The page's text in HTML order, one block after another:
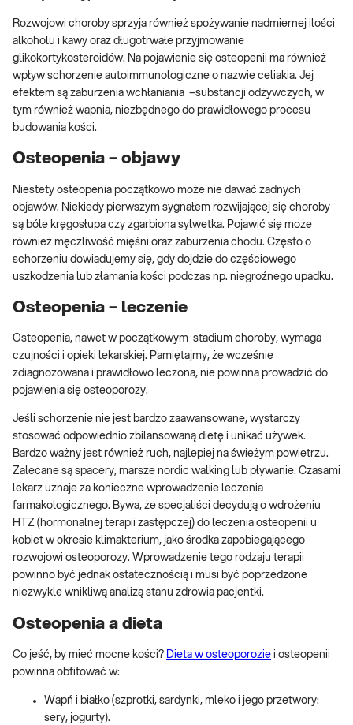
Rozwojowi choroby sprzyja również spożywanie nadmiernej ilości
alkoholu i kawy oraz długotrwałe przyjmowanie
glikokortykosteroidów. Na pojawienie się osteopenii ma również
wpływ schorzenie autoimmunologiczne o nazwie celiakia. Jej
efektem są zaburzenia wchłaniania –substancji odżywczych, w
tym również wapnia, niezbędnego do prawidłowego procesu
budowania kości.
Osteopenia – objawy
Niestety osteopenia początkowo może nie dawać żadnych
objawów. Niekiedy pierwszym sygnałem rozwijającej się choroby
są bóle kręgosłupa czy zgarbiona sylwetka. Pojawić się może
również męczliwość mięśni oraz zaburzenia chodu. Często o
schorzeniu dowiadujemy się, gdy dojdzie do częściowego
uszkodzenia lub złamania kości podczas np. niegroźnego upadku.
Osteopenia – leczenie
Osteopenia, nawet w początkowym stadium choroby, wymaga
czujności i opieki lekarskiej. Pamiętajmy, że wcześnie
zdiagnozowana i prawidłowo leczona, nie powinna prowadzić do
pojawienia się osteoporozy.
Jeśli schorzenie nie jest bardzo zaawansowane, wystarczy
stosować odpowiednio zbilansowaną dietę i unikać używek.
Bardzo ważny jest również ruch, najlepiej na świeżym powietrzu.
Zalecane są spacery, marsze nordic walking lub pływanie. Czasami
lekarz uznaje za konieczne wprowadzenie leczenia
farmakologicznego. Bywa, że specjaliści decydują o wdrożeniu
HTZ (hormonalnej terapii zastępczej) do leczenia osteopenii u
kobiet w okresie klimakterium, jako środka zapobiegającego
rozwojowi osteoporozy. Wprowadzenie tego rodzaju terapii
powinno być jednak ostatecznością i musi być poprzedzone
niezwykle wnikliwą analizą stanu zdrowia pacjentki.
Osteopenia a dieta
Co jeść, by mieć mocne kości? Dieta w osteoporozie i osteopenii
powinna obfitować w:
Wapń i białko (szprotki, sardynki, mleko i jego przetwory:
sery, jogurty).